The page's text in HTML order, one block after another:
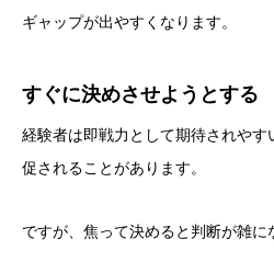
ギャップが出やすくなります。
すぐに決めさせようとする
経験者は即戦力として期待されや
促されることがあります。
ですが、焦って決めると判断が雑に